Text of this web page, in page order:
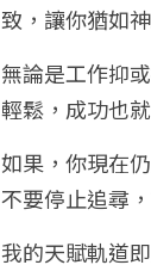
致，讓你猶如
無論是工作抑
輕鬆，成功也
如果，你現在
不要停止追尋
我的天賦軌道